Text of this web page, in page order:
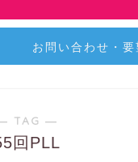
お問い合わせ・要
TAG ―
回PLL